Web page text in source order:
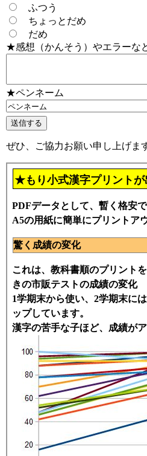
ふつう
ちょっとだめ
だめ
★感想（かんそう）やエラーな
★ペンネーム
ぜひ、ご協力お願い申し上げま